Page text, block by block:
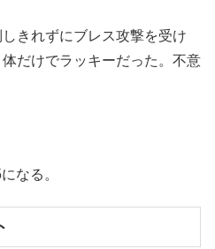
きれずにブレス攻撃を受け
だけでラッキーだった。不意
なる。